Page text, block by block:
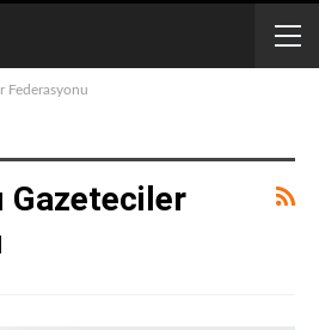
Federasyonu
Gazeteciler